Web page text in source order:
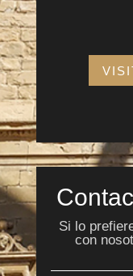
Si lo
con